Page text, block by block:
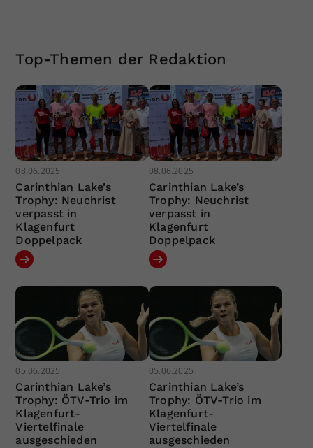
Top-Themen der Redaktion
08.06.2025
Carinthian Lake’s
Trophy: Neuchrist
verpasst in
Klagenfurt
Doppelpack
08.06.2025
Carinthian Lake’s
Trophy: Neuchrist
verpasst in
Klagenfurt
Doppelpack
05.06.2025
Carinthian Lake’s
Trophy: ÖTV-Trio im
Klagenfurt-
Viertelfinale
ausgeschieden
05.06.2025
Carinthian Lake’s
Trophy: ÖTV-Trio im
Klagenfurt-
Viertelfinale
ausgeschieden